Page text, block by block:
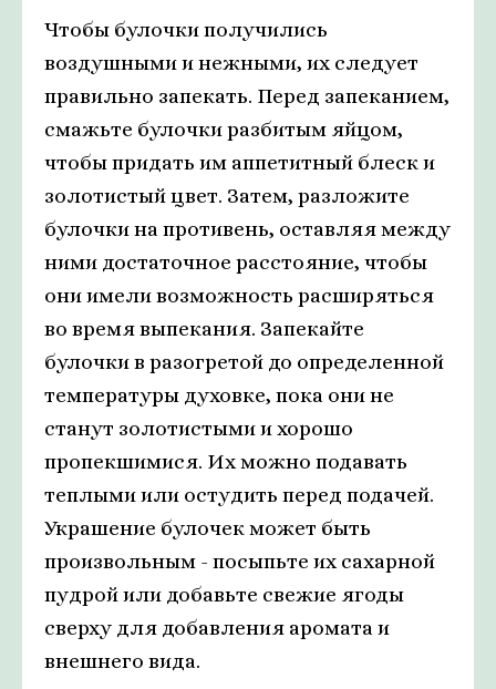
Чтобы булочки получились
воздушными и нежными, их следует
правильно запекать. Перед запеканием,
смажьте булочки разбитым яйцом,
чтобы придать им аппетитный блеск и
золотистый цвет. Затем, разложите
булочки на противень, оставляя между
ними достаточное расстояние, чтобы
они имели возможность расширяться
во время выпекания. Запекайте
булочки в разогретой до определенной
температуры духовке, пока они не
станут золотистыми и хорошо
пропекшимися. Их можно подавать
теплыми или остудить перед подачей.
Украшение булочек может быть
произвольным - посыпьте их сахарной
пудрой или добавьте свежие ягоды
сверху для добавления аромата и
внешнего вида.